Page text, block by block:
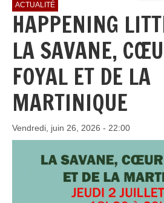
ACTUALITÉ
HAPPENING
LA SAVANE,
FOYAL ET DE LA
MARTINIQUE
Vendredi, juin 26, 2026 - 22:00